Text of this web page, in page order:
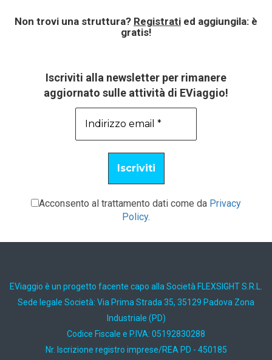
Non trovi una struttura? Registrati ed aggiungila: è
gratis!
Iscriviti alla newsletter per rimanere
aggiornato sulle attività di EViaggio!
Acconsento al trattamento dati come da Privacy
Policy.
EViaggio è un progetto facente capo alla Società FLEXSIGHT S.R.L.
Sede legale Società: Via Prima Strada 35, 35129 Padova Zona
Industriale (PD)
Codice Fiscale e P.IVA: 05192830288
Nr. Iscrizione registro imprese/REA PD - 450185